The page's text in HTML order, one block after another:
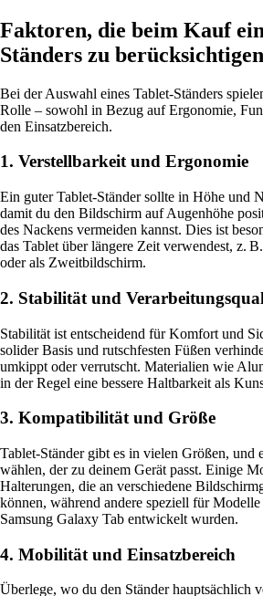
Faktoren, die beim Kauf
Ständers zu
Bei der Auswahl eines Tablet-Ständers
Rolle – sowohl in Bezug auf Ergonomie,
den Einsatzbereich.
1. Verstellbarkeit und Ergonomie
Ein guter Tablet-Ständer sollte in Höhe und
damit du den Bildschirm auf Augenhöhe
des Nackens vermeiden kannst. Dies ist
das Tablet über längere Zeit verwendest, z.
oder als Zweitbildschirm.
2. Stabilität und
Stabilität ist entscheidend für Komfort und
solider Basis und rutschfesten Füßen
umkippt oder verrutscht. Materialien wie
in der Regel eine bessere Haltbarkeit als
3. Kompatibilität und Größe
Tablet-Ständer gibt es in vielen Größen, und
wählen, der zu deinem Gerät passt. Einige
Halterungen, die an verschiedene
können, während andere speziell für
Samsung Galaxy Tab entwickelt wurden.
4. Mobilität und Einsatzbereich
Überlege, wo du den Ständer hauptsächlich